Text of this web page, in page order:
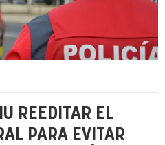
REEDITAR EL
PARA EVITAR